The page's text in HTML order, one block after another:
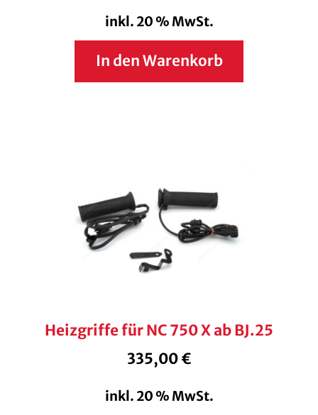
inkl. 20 % MwSt.
In den Warenkorb
Heizgriffe für NC 750 X ab BJ.25
335,00€
inkl. 20 % MwSt.